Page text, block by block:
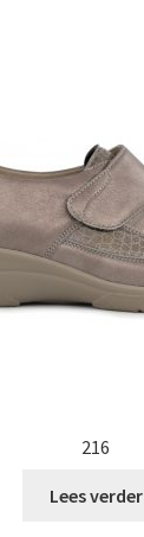
216
Lees verder